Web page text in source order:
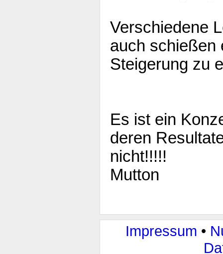
Verschiedene
auch schießen
Steigerung zu
Es ist ein
deren
nicht!!!!!
Mutton
Impressum •